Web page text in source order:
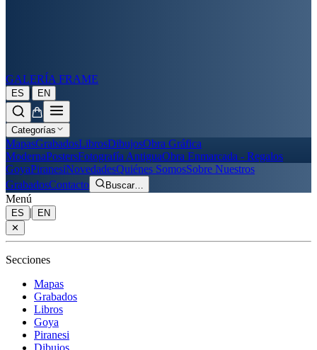
GALERÍA FRAME
ES | EN
Categorías
MapasGrabadosLibrosDibujosObra Gráfica
ModernaPostersFotografía AntiguaObra Enmarcada - Regalos
GoyaPiranesiNovedadesQuiénes SomosSobre Nuestros
GrabadosContacto Buscar…
Menú
ES |
EN
✕
Secciones
Mapas
Grabados
Libros
Goya
Piranesi
Dibujos